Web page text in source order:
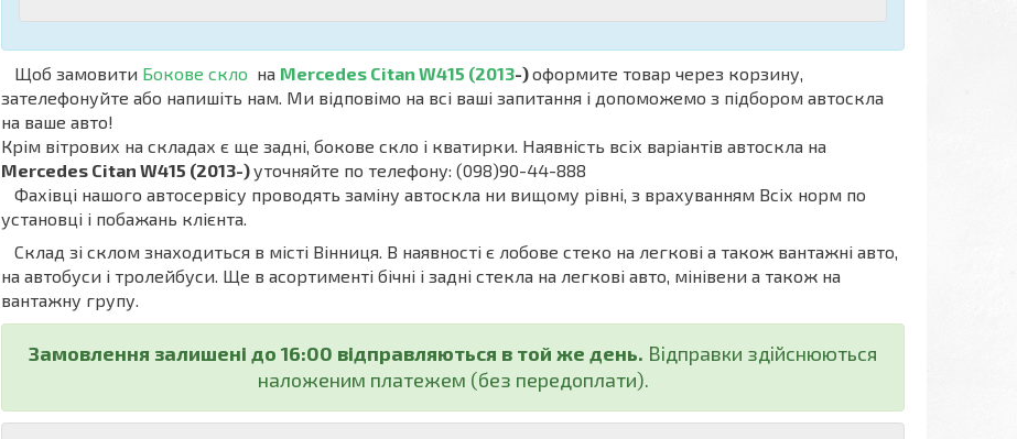
Щоб замовити Бокове скло на Mercedes Citan W415 (2013-)оформите товар через корзину,
зателефонуйте або напишіть нам. Ми відповімо на всі ваші запитання і допоможемо з підбором автоскла
на ваше авто!
Крім вітрових на складах є ще задні, бокове скло і кватирки. Наявність всіх варіантів автоскла на
Mercedes Citan W415 (2013-)уточняйте по телефону: (098)90-44-888
Фахівці нашого автосервісу проводять заміну автоскла ни вищому рівні, з врахуванням Всіх норм по
установці і побажань клієнта.
Склад зі склом знаходиться в місті Вінниця. В наявності є лобове стеко на легкові а також вантажні авто,
на автобуси і тролейбуси. Ще в асортименті бічні і задні стекла на легкові авто, мінівени а також на
вантажну групу.
Замовлення залишені до 16:00 відправляються в той же день. Відправки здійснюються
наложеним платежем (без передоплати).